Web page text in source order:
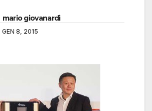
mario giovanardi
GEN 8, 2015